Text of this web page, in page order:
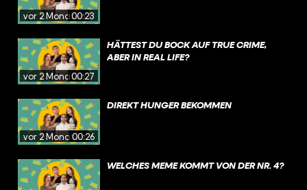
vor 2 Monaten
00:23
vor 2 Monaten
00:27
HÄTTEST DU BOCK AUF TRUE CRIME,
ABER IN REAL LIFE?
vor 2 Monaten
00:26
DIREKT HUNGER BEKOMMEN
WELCHES MEME KOMMT VON DER NR. 4?